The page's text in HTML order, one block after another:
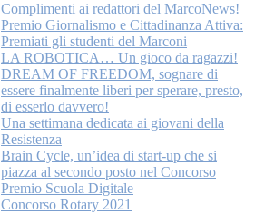
Complimenti ai redattori del MarcoNews!
Premio Giornalismo e Cittadinanza Attiva:
Premiati gli studenti del Marconi
LA ROBOTICA… Un gioco da ragazzi!
DREAM OF FREEDOM, sognare di
essere finalmente liberi per sperare, presto,
di esserlo davvero!
Una settimana dedicata ai giovani della
Resistenza
Brain Cycle, un’idea di start-up che si
piazza al secondo posto nel Concorso
Premio Scuola Digitale
Concorso Rotary 2021